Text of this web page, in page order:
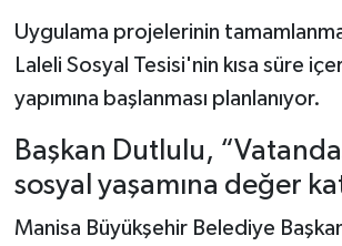
Uygulama projelerinin
Laleli Sosyal Tesisi'nin kısa süre
yapımına başlanması planlanıyor.
Başkan Dutlulu,
sosyal yaşamına değer
Manisa Büyükşehir Belediye